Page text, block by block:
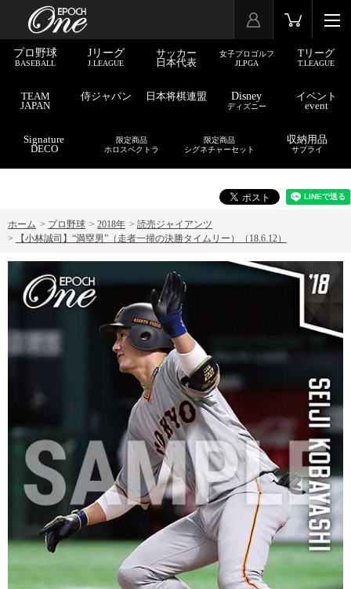
プロ野球
BASEBALL
Jリーグ
J.LEAGUE
サッカー
日本代表
女子プロゴルフ
JLPGA
Tリーグ
T.LEAGUE
TEAM
JAPAN
侍ジャパン 日本将棋連盟 Disney
ディズニー
イベント
event
Signature
DECO
限定商品
ホロスペクトラ
限定商品
シグネチャーセット
収納用品
サプライ
ホーム > プロ野球 > 2018年 > 読売ジャイアンツ
>
【小林誠司】“満塁男”（走者一掃の決勝タイムリー）（18.6.12）